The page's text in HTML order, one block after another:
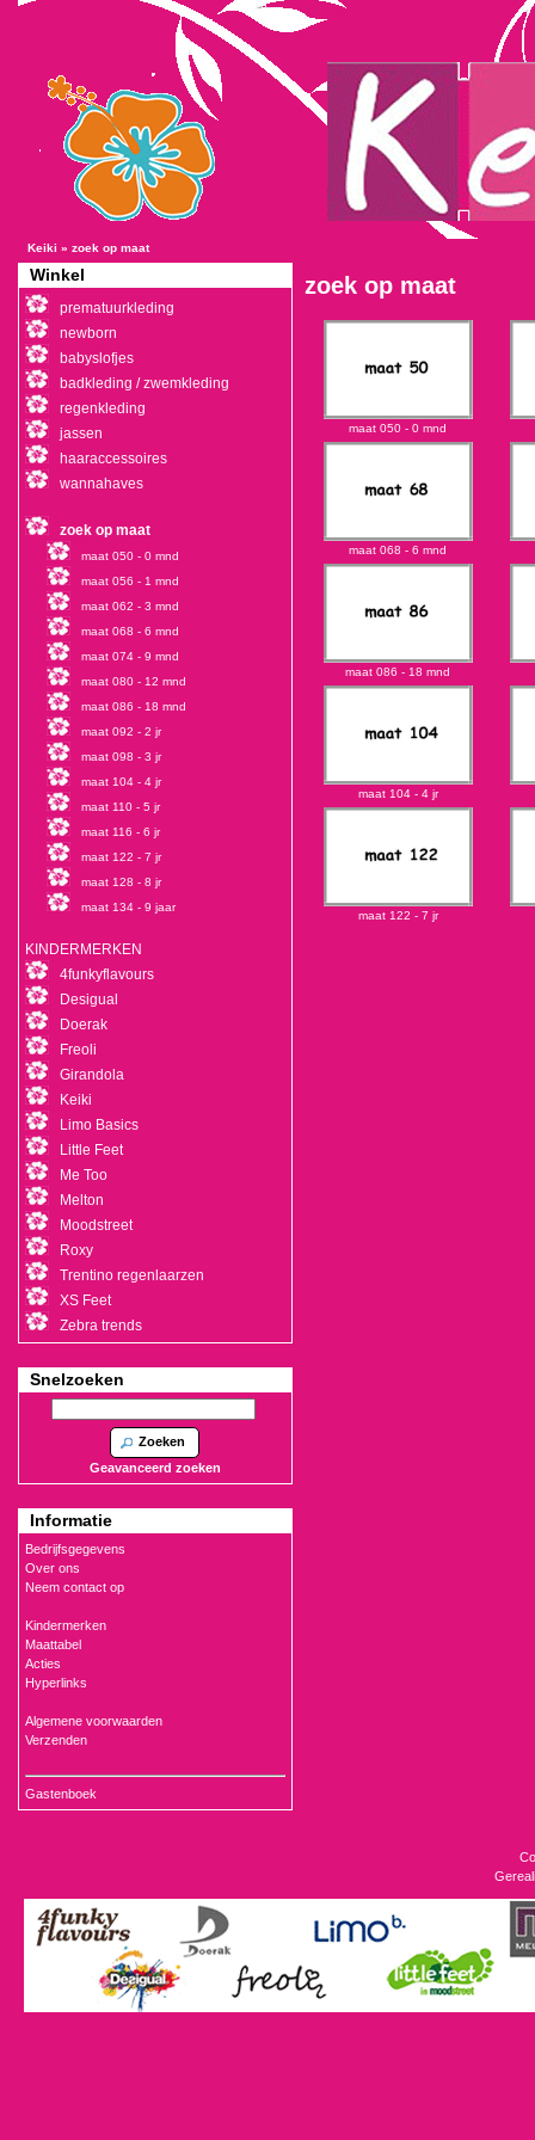
Keiki » zoek op maat
zoek op maat
maat 050 - 0 mnd
maat 068 - 6 mnd
maat 086 - 18 mnd
maat 104 - 4 jr
maat 122 - 7 jr
Winkel
prematuurkleding
newborn
babyslofjes
badkleding / zwemkleding
regenkleding
jassen
haaraccessoires
wannahaves
zoek op maat
maat 050 - 0 mnd
maat 056 - 1 mnd
maat 062 - 3 mnd
maat 068 - 6 mnd
maat 074 - 9 mnd
maat 080 - 12 mnd
maat 086 - 18 mnd
maat 092 - 2 jr
maat 098 - 3 jr
maat 104 - 4 jr
maat 110 - 5 jr
maat 116 - 6 jr
maat 122 - 7 jr
maat 128 - 8 jr
maat 134 - 9 jaar
KINDERMERKEN
4funkyflavours
Desigual
Doerak
Freoli
Girandola
Keiki
Limo Basics
Little Feet
Me Too
Melton
Moodstreet
Roxy
Trentino regenlaarzen
XS Feet
Zebra trends
Snelzoeken
Zoeken
Geavanceerd zoeken
Informatie
Bedrijfsgegevens
Over ons
Neem contact op
Kindermerken
Maattabel
Acties
Hyperlinks
Algemene voorwaarden
Verzenden
Gastenboek